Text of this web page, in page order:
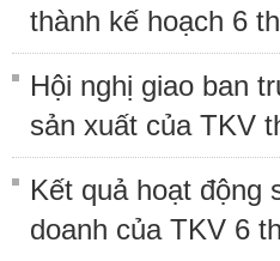
thành kế hoạch 6
Hội nghị giao ban
sản xuất của TKV
Kết quả hoạt động
doanh của TKV 6